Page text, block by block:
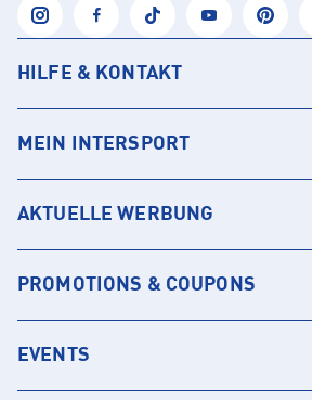
HILFE & KONTAKT
MEIN INTERSPORT
AKTUELLE WERBUNG
PROMOTIONS & COUPONS
EVENTS